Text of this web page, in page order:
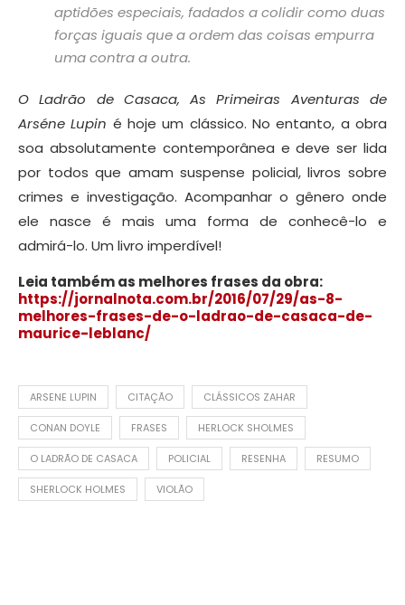
aptidões especiais, fadados a colidir como duas
forças iguais que a ordem das coisas empurra
uma contra a outra.
O Ladrão de Casaca, As Primeiras Aventuras de
Arséne Lupin é hoje um clássico. No entanto, a obra
soa absolutamente contemporânea e deve ser lida
por todos que amam suspense policial, livros sobre
crimes e investigação. Acompanhar o gênero onde
ele nasce é mais uma forma de conhecê-lo e
admirá-lo. Um livro imperdível!
Leia também as melhores frases da obra:
https://jornalnota.com.br/2016/07/29/as-8-
melhores-frases-de-o-ladrao-de-casaca-de-
maurice-leblanc/
ARSENE LUPIN CITAÇÃO CLÁSSICOS ZAHAR
CONAN DOYLE FRASES HERLOCK SHOLMES
O LADRÃO DE CASACA POLICIAL RESENHA RESUMO
SHERLOCK HOLMES VIOLÃO